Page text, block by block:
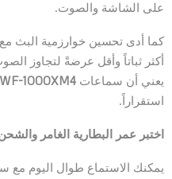
على الشاشة والصوت.
أكثر ثباتاً وأقل عرضةً لتجاوز
يعني أن سماعات WF-1000XM4
استقراراً.
اختبر عمر البطارية الغامر
يمكنك الاستماع طوال اليوم مع